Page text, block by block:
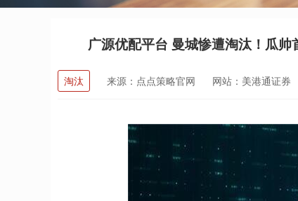
广源优配平台 曼城惨遭淘汰！瓜
淘汰 来源：点点策略官网 网站：美港通证券